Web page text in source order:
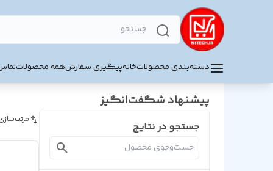
دسته‌بندی محصولاتخانهپیگیری سفارشهمه محصولات
پیشنهاد شگفت‌انگیز
جستجو در نتایج